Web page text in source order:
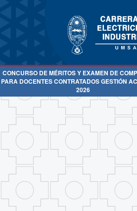
CONCURSO DE MÉRITOS Y EXAMEN DE
PARA DOCENTES CONTRATADOS GESTIÓN
2026